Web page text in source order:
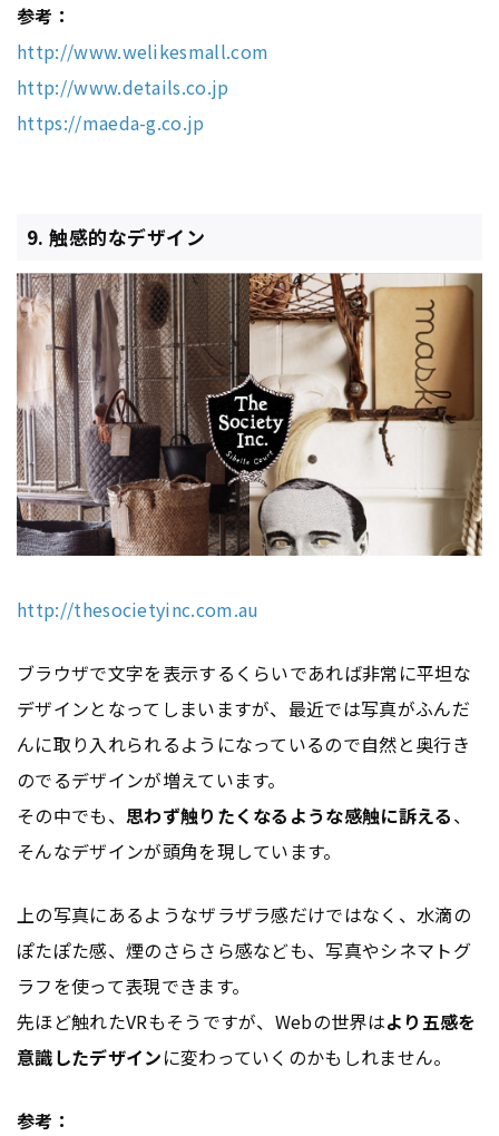
参考：
http://www.welikesmall.com
http://www.details.co.jp
https://maeda-g.co.jp
9. 触感的なデザイン
http://thesocietyinc.com.au
ブラウザで文字を表示するくらいであれば非常に平坦な
デザインとなってしまいますが、最近では写真がふんだ
んに取り入れられるようになっているので自然と奥行き
のでるデザインが増えています。
その中でも、 思わず触りたくなるような感触に訴える、
そんなデザインが頭角を現しています。
上の写真にあるようなザラザラ感だけではなく、水滴の
ぽたぽた感、煙のさらさら感なども、写真やシネマトグ
ラフを使って表現できます。
先ほど触れたVRもそうですが、Webの世界はより五感を
意識したデザインに変わっていくのかもしれません。
参考：